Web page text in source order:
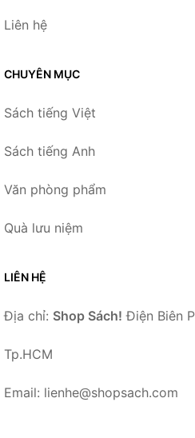
Liên hệ
CHUYÊN MỤC
Sách tiếng Việt
Sách tiếng Anh
Văn phòng phẩm
Quà lưu niệm
LIÊN HỆ
Địa chỉ: Shop Sách! Điện Biên
Tp.HCM
Email: lienhe@shopsach.com